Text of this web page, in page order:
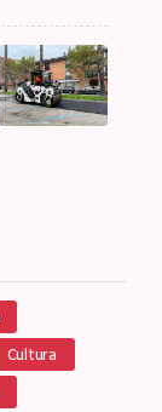
Cultura